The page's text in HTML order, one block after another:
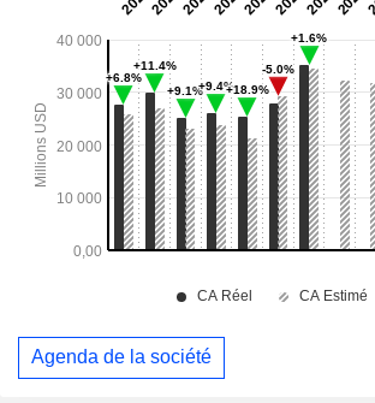
Agenda de la société